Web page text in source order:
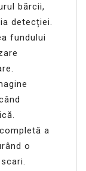
bărcii,
detecției.
fundului
a
o